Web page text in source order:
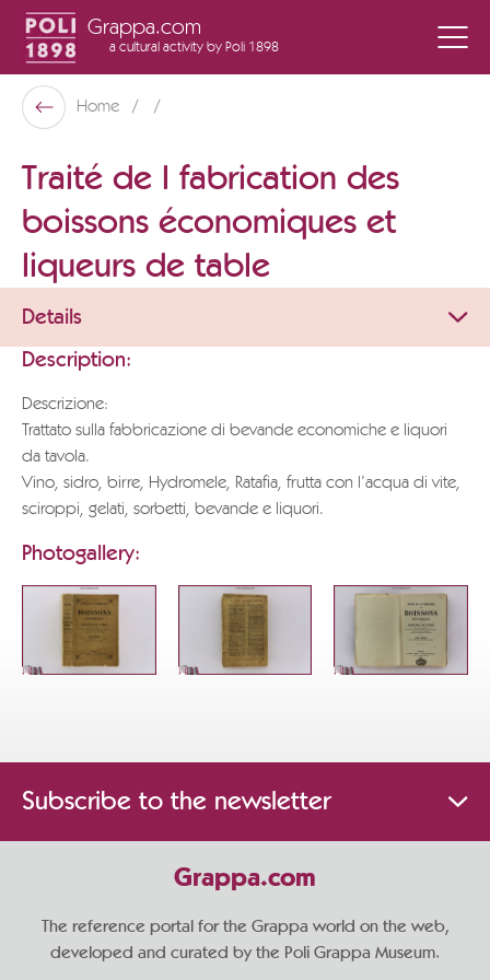
Grappa.com
a cultural activity by Poli 1898
Poli Museo Della Grappa
Back
Home
Traité de l fabrication des
boissons économiques et
liqueurs de table
Details
Description:
Descrizione:
Trattato sulla fabbricazione di bevande economiche e liquori
da tavola.
Vino, sidro, birre, Hydromele, Ratafia, frutta con l’acqua di vite,
sciroppi, gelati, sorbetti, bevande e liquori.
Photogallery:
Subscribe to the newsletter
Grappa.com
The reference portal for the Grappa world on the web,
developed and curated by the Poli Grappa Museum.